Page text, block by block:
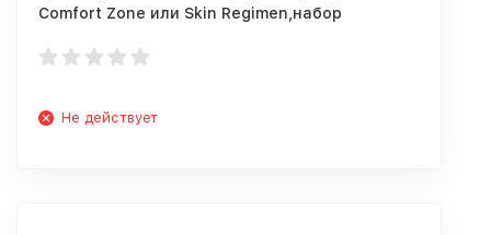
Comfort Zone или Skin Regimen,набор
Не действует